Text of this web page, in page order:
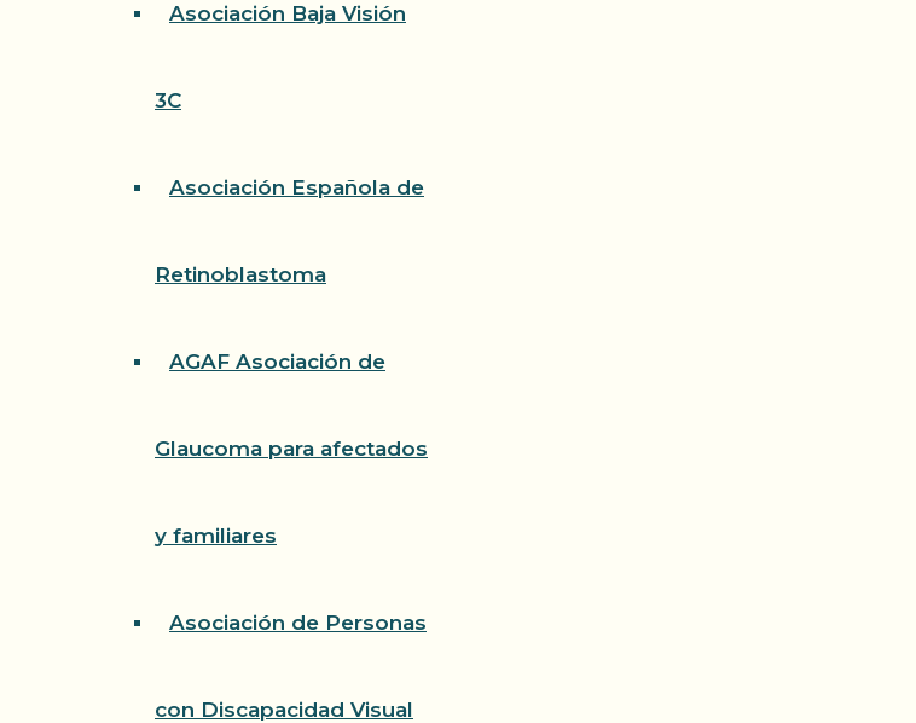
Asociación Baja Visión
3C
Asociación Española de
Retinoblastoma
AGAF Asociación de
Glaucoma para afectados
y familiares
Asociación de Personas
con Discapacidad Visual